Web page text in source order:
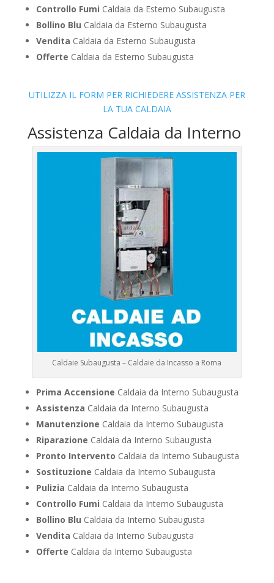
Controllo Fumi Caldaia da Esterno Subaugusta
Bollino Blu Caldaia da Esterno Subaugusta
Vendita Caldaia da Esterno Subaugusta
Offerte Caldaia da Esterno Subaugusta
UTILIZZA IL FORM PER RICHIEDERE ASSISTENZA PER
LA TUA CALDAIA
Assistenza Caldaia da Interno
Caldaie Subaugusta – Caldaie da Incasso a Roma
Prima Accensione Caldaia da Interno Subaugusta
Assistenza Caldaia da Interno Subaugusta
Manutenzione Caldaia da Interno Subaugusta
Riparazione Caldaia da Interno Subaugusta
Pronto Intervento Caldaia da Interno Subaugusta
Sostituzione Caldaia da Interno Subaugusta
Pulizia Caldaia da Interno Subaugusta
Controllo Fumi Caldaia da Interno Subaugusta
Bollino Blu Caldaia da Interno Subaugusta
Vendita Caldaia da Interno Subaugusta
Offerte Caldaia da Interno Subaugusta